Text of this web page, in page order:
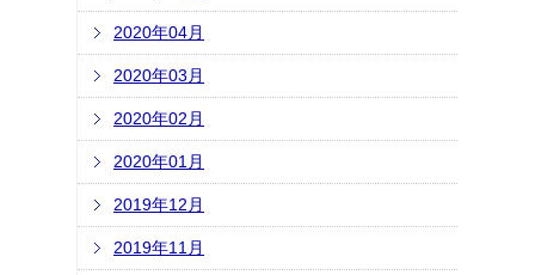
2020年04月
2020年03月
2020年02月
2020年01月
2019年12月
2019年11月